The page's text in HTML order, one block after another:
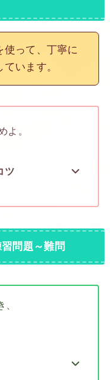
使って、丁寧に
います。
よ。
ツ
問題～難問